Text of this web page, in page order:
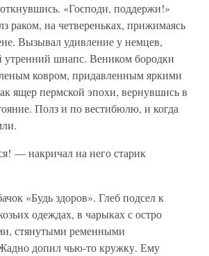
«Господи, поддержи!»
раком, на четвереньках, прижимаясь
Вызывал удивление у немцев,
утренний шнапс. Веником бородки
ковром, придавленным яркими
ящер пермской эпохи, вернувшись в
Полз и по вестибюлю, и когда
— накричал на него старик
«Будь здоров». Глеб подсел к
одеждах, в чарыках с остро
стянутыми ременными
допил чью-то кружку. Ему